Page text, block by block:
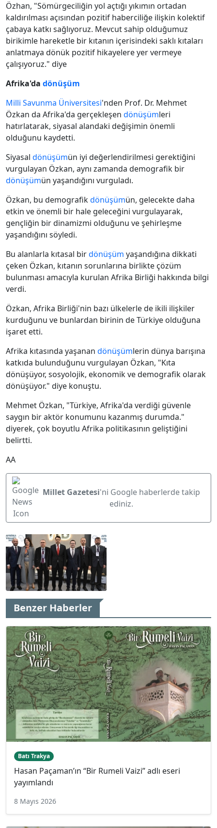
Özhan, "Sömürgeciliğin yol açtığı yıkımın ortadan
kaldırılması açısından pozitif haberciliğe ilişkin kolektif
çabaya katkı sağlıyoruz. Mevcut sahip olduğumuz
birikimle hareketle bir kıtanın içerisindeki saklı kıtaları
anlatmaya dönük pozitif hikayelere yer vermeye
çalışıyoruz." diye
Afrika'da dönüşüm
Milli Savunma Üniversitesi'nden Prof. Dr. Mehmet
Özkan da Afrika'da gerçekleşen dönüşümleri
hatırlatarak, siyasal alandaki değişimin önemli
olduğunu kaydetti.
Siyasal dönüşümün iyi değerlendirilmesi gerektiğini
vurgulayan Özkan, aynı zamanda demografik bir
dönüşümün yaşandığını vurguladı.
Özkan, bu demografikdönüşümün, gelecekte daha
etkin ve önemli bir hale geleceğini vurgulayarak,
gençliğin bir dinamizmi olduğunu ve şehirleşme
yaşandığını söyledi.
Bu alanlarla kıtasal birdönüşüm yaşandığına dikkati
çeken Özkan, kıtanın sorunlarına birlikte çözüm
bulunması amacıyla kurulan Afrika Birliği hakkında bilgi
verdi.
Özkan, Afrika Birliği'nin bazı ülkelerle de ikili ilişkiler
kurduğunu ve bunlardan birinin de Türkiye olduğuna
işaret etti.
Afrika kıtasında yaşanan dönüşümlerin dünya barışına
katkıda bulunduğunu vurgulayan Özkan, "Kıta
dönüşüyor, sosyolojik, ekonomik ve demografik olarak
dönüşüyor." diye konuştu.
Mehmet Özkan, "Türkiye, Afrika'da verdiği güvenle
saygın bir aktör konumunu kazanmış durumda."
diyerek, çok boyutlu Afrika politikasının geliştiğini
belirtti.
AA
Millet Gazetesi'ni Google haberlerde takip
ediniz.
Benzer Haberler
Batı Trakya
Hasan Paçaman’ın “Bir Rumeli Vaizi” adlı eseri
yayımlandı
8 Mayıs 2026